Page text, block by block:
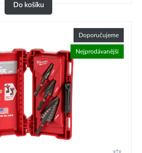
Do košíku
Doporučujeme
Nejprodávanější